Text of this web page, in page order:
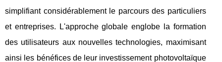
simplifiant considérablement le parcours des particuliers
et entreprises. L'approche globale englobe la formation
des utilisateurs aux nouvelles technologies, maximisant
ainsi les bénéfices de leur investissement photovoltaïque